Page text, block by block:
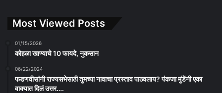
Most Viewed Posts
01/15/2026
कोहळा खाण्याचे 10 फायदे, नुकसान
06/22/2024
फडणवीसांनी राज्यसभेसाठी तुमच्या नावाचा प्रस्ताव पाठवलाय? पंकजा मुंडेंनी एका
वाक्यात दिलं उत्तर….